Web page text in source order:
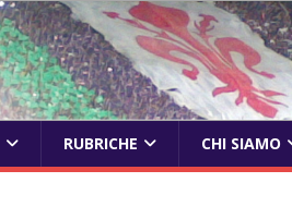
RUBRICHE CHI SIAMO